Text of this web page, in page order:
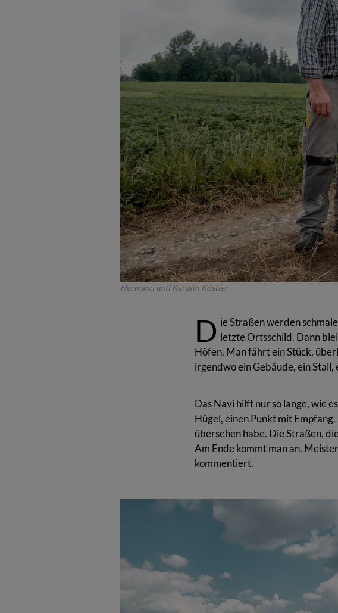
Hermann und Karolin Köstler
hält seltene Rinderrassen (Rotes Höhenvieh) und bietet
als zertifizierte Erlebnisbäuerin tätig.
D ie Straßen werden
letzte Ortsschild. Dann
Höfen. Man fährt ein Stück,
irgendwo ein Gebäude, ein Stall,
Das Navi hilft nur so lange, wie
Hügel, einen Punkt mit
übersehen habe. Die Straßen,
Am Ende kommt man an.
kommentiert.